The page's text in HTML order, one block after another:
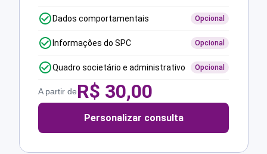
Dados comportamentais Opcional
Informações do SPC Opcional
Quadro societário e administrativo Opcional
A partir deR$ 30,00
Personalizar consulta